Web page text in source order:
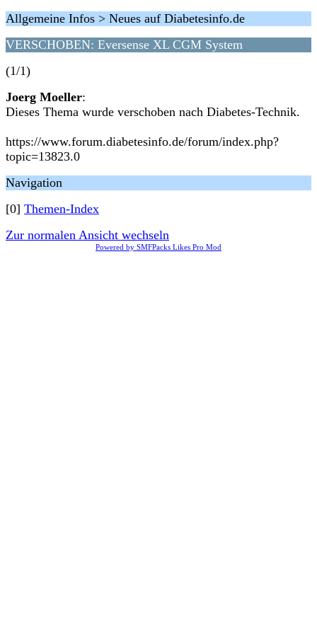
Allgemeine Infos > Neues auf Diabetesinfo.de
VERSCHOBEN: Eversense XL CGM System
(1/1)
Joerg Moeller:
Dieses Thema wurde verschoben nach Diabetes-Technik.
https://www.forum.diabetesinfo.de/forum/index.php?
topic=13823.0
Navigation
[0] Themen-Index
Zur normalen Ansicht wechseln
Powered by SMFPacks Likes Pro Mod